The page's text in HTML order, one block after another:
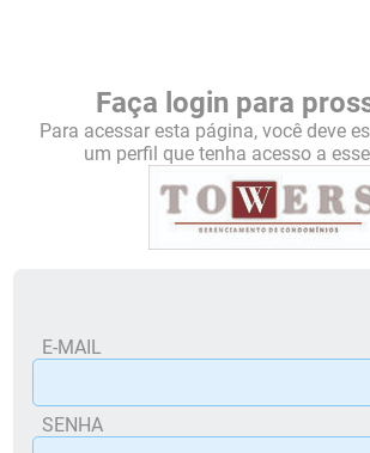
Faça login para
Para acessar esta página, você deve
um perfil que tenha acesso a
E-MAIL
SENHA